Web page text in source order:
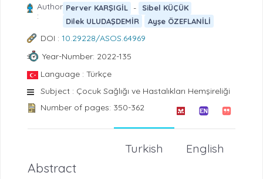
Author
:
Perver KARŞIGİL -
Sibel KÜÇÜK
Dilek ULUDAŞDEMİR
Ayşe ÖZEFLANİLİ
DOI : 10.29228/ASOS.64969
Year-Number: 2022-135
Language : Türkçe
Subject : Çocuk Sağlığı ve Hastalıkları Hemşireliği
Number of pages: 350-362
English
Turkish
Abstract